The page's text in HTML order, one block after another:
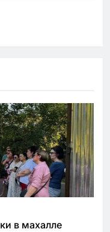
в махалле